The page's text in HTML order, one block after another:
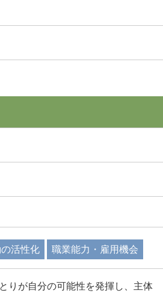
活性化 職業能力・雇用機会
りが自分の可能性を発揮し、主体